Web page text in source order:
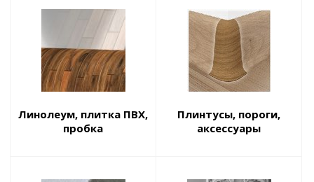
Линолеум, плитка ПВХ,
пробка
Плинтусы, пороги,
аксессуары